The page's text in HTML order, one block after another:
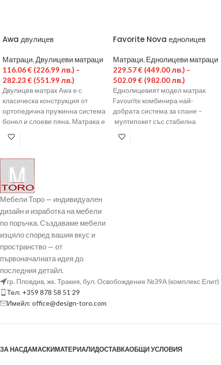
Awa двулицев
Матраци,Двулицеви матраци
116.06€ (226.99 лв.) –
282.23 € (551.99 лв.)
Двулицев матрак Awa е с
класическа конструкция от
ортопедична пружинна система
бонел и слоеве пяна. Матрака е
Favorite Nova еднолицев
Матраци, Еднолицеви матраци
229.57€ (449.00 лв.) –
502.09 € (982.00 лв.)
Еднолицевият модел матрак
Favourite комбинира най-
добрата система за спане –
мултипокет със стабилна
пружинки се адаптират към
Мебели Торо — индивидуален
дизайн и изработка на мебели
по поръчка. Създаваме мебели
изцяло според вашия вкус и
пространство — от
първоначалната идея до
последния детайл.
гр. Пловдив, жк. Тракия, бул. Освобождение №39А (комплекс Елит)
Тел: +359 878 58 51 29
Имейл: office@design-toro.com
ЗА НАСДАМАСКИМАТЕРИАЛИДОСТАВКАОБЩИ УСЛОВИЯ